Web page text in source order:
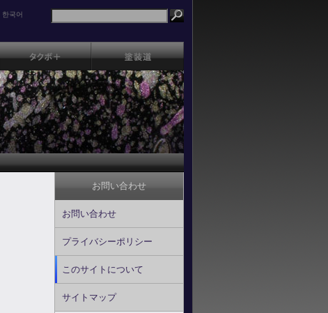
한국어
お問い合わせ
お問い合わせ
プライバシーポリシー
このサイトについて
サイトマップ